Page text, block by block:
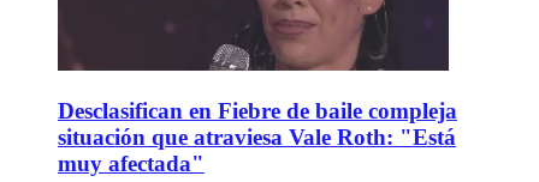
Desclasifican en Fiebre de baile compleja
situación que atraviesa Vale Roth: "Está
muy afectada"